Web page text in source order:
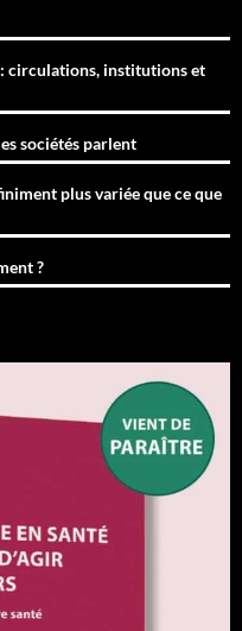
circulations, institutions et
sociétés parlent
plus variée que ce que
?